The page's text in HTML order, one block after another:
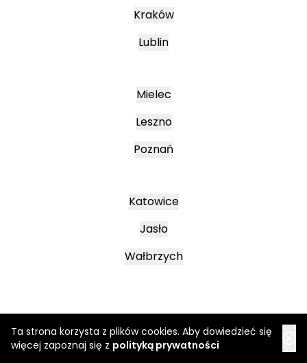
Ta strona korzysta z plików cookies. Aby dowiedzieć się
więcej zapoznaj się z polityką prywatności
Kraków
Lublin
Mielec
Leszno
Poznań
Katowice
Jasło
Wałbrzych